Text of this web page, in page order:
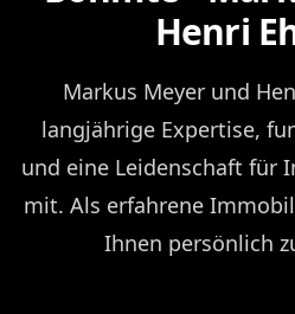
Henri
Markus Meyer und
langjährige Expertise,
und eine Leidenschaft für
mit. Als erfahrene
Ihnen persönlich